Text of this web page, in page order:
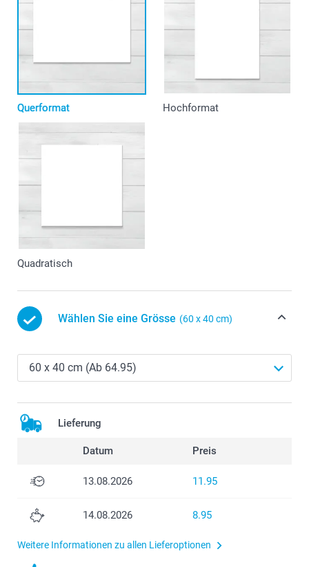
Querformat Hochformat
Quadratisch
Wählen Sie eine Grösse (60 x 40 cm)
Lieferung
Datum Preis
13.08.2026 11.95
14.08.2026 8.95
Weitere Informationen zu allen Lieferoptionen